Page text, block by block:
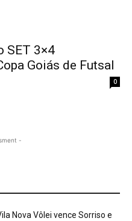
SET 3×4
Goiás de Futsal
0
-
Nova Vôlei vence Sorriso e